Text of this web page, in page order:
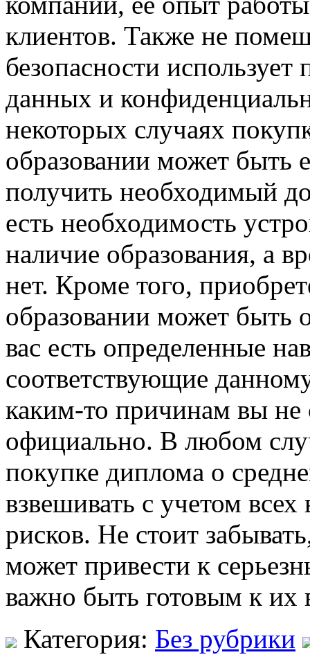
клиентов. Также не
безопасности
данных и
некоторых случаях
образовании может быть
получить необходимый
есть необходимость
наличие образования, а
нет. Кроме того,
образовании может быть
вас есть определенные
соответствующие
каким-то причинам вы не
официально. В любом
покупке диплома о
взвешивать с учетом
рисков. Не стоит
может привести к
важно быть готовым к
Категория: Без рубрики